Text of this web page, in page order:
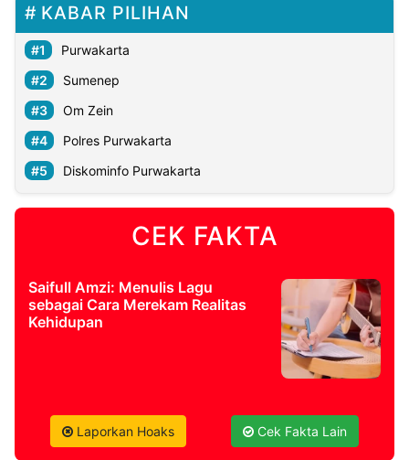
KABAR PILIHAN
Purwakarta
Sumenep
Om Zein
Polres Purwakarta
Diskominfo Purwakarta
CEK FAKTA
Saifull Amzi: Menulis Lagu
sebagai Cara Merekam Realitas
Kehidupan
Laporkan Hoaks Cek Fakta Lain